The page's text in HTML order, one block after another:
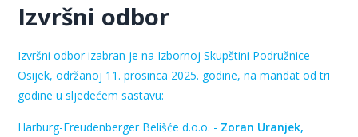
Izvršni odbor
Izvršni odbor izabran je na Izbornoj Skupštini Podružnice
Osijek, održanoj 11. prosinca 2025. godine, na mandat od tri
godine u sljedećem sastavu:
Harburg-Freudenberger Belišće d.o.o. - Zoran Uranjek,